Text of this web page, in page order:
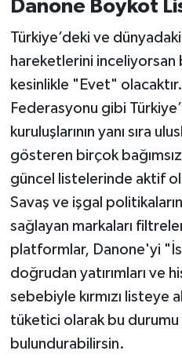
Danone Boykot
Türkiye’deki ve
hareketlerini inceliyorsan
kesinlikle "Evet"
Federasyonu gibi
kuruluşlarının yanı sıra
gösteren birçok
güncel listelerinde aktif
Savaş ve işgal
sağlayan markaları
platformlar, Danone'yi
doğrudan yatırımları ve
sebebiyle kırmızı listeye
tüketici olarak bu
bulundurabilirsin.